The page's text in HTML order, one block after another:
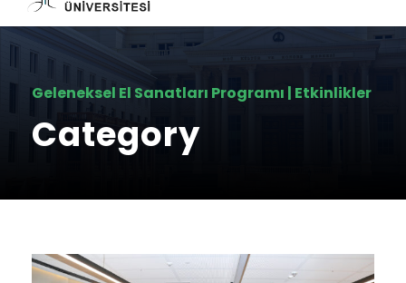
Geleneksel El Sanatları Programı | Etkinlikler
Category